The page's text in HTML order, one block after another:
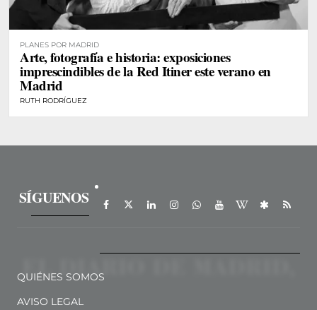
PLANES POR MADRID
Arte, fotografía e historia: exposiciones
imprescindibles de la Red Itiner este verano en
Madrid
RUTH RODRÍGUEZ
SÍGUENOS
QUIÉNES SOMOS
AVISO LEGAL